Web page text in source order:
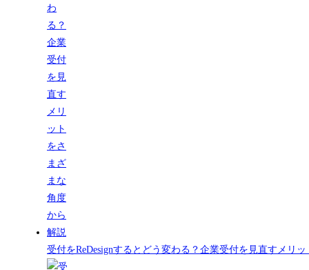
受付をReDesignするとどう変わる？企業受付を見直すメリ